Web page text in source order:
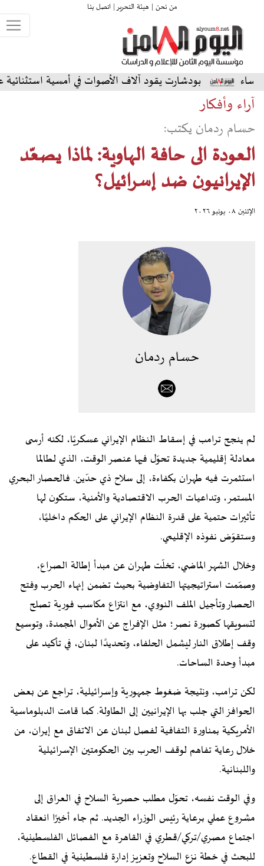
من نحن | هيئة التحرير |اتصل بنا
يقود آلاف الأصوات في أمسية استثنائية على المسرح
آراء وأفكار
حسام ردمان يكتب:
العودة الى حافة الهاوية: لماذا يصعّد
الإيرانيون ضد إسرائيل؟
الإثنين ٠٨ يونيو ٢٠٢٦
حسام ردمان
لم ينجح ترامب في إسقاط النظام الإيراني عسكريًا، لكنه أرسى
معادلة إقليمية جديدة تحوّل فيها عنصر الوقت، الذي لطالما
استثمرت فيه طهران بكفاءة، إلى سلاح ذي حدّين. فالحصار البحري
المستمر، وتداعيات الحرب الاقتصادية والأمنية، ستكون لها
تأثيرات حتمية على قدرة النظام الإيراني على الحكم داخليًا،
وستقوّض نفوذه الإقليمي.
وخلال الشهر الماضي، تخلّت طهران عن مبدأ إطالة الصراع،
وصمّمت استراتيجيتها التفاوضية بحيث تضمن إنهاء الحرب وفتح
الحصار وتأجيل الملف النووي، مع انتزاع مكاسب فورية تصلح
لتسويقها كصورة نصر؛ مثل الإفراج عن الأموال المجمدة، وتوسيع
وقف إطلاق النار ليشمل الحلفاء، وتحديدًا لبنان، في تأكيد على
مبدأ وحدة الساحات.
لكن ترامب، ونتيجة ضغوط جمهورية وإسرائيلية، تراجع عن بعض
الحوافز التي جلب بها الإيرانيين إلى الطاولة. كما قامت الدبلوماسية
الأمريكية بمناورة التفافية لفصل لبنان عن الاتفاق مع إيران، من
خلال رعاية تفاهم لوقف الحرب بين الحكومتين الإسرائيلية
واللبنانية.
وفي الوقت نفسه، تحوّل مطلب حصرية السلاح في العراق إلى
مشروع عملي برعاية رئيس الوزراء الجديد. ثم جاء أخيرًا انعقاد
اجتماع مصري/تركي/قطري في القاهرة مع الفصائل الفلسطينية،
للبحث في خطة نزع السلاح وتعزيز إدارة فلسطينية في القطاع.